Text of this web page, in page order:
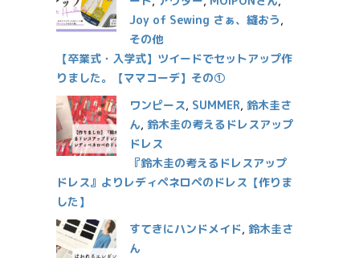
Joy of Sewing さぁ、縫おう,
その他
【卒業式・入学式】ツイードでセットアップ作
りました。【ママコーデ】その①
ワンピース, SUMMER, 鈴木圭さ
ん, 鈴木圭の考えるドレスアップ
ドレス
『鈴木圭の考えるドレスアップ
ドレス』よりレディペネロペのドレス【作りま
した】
すてきにハンドメイド, 鈴木圭さ
ん